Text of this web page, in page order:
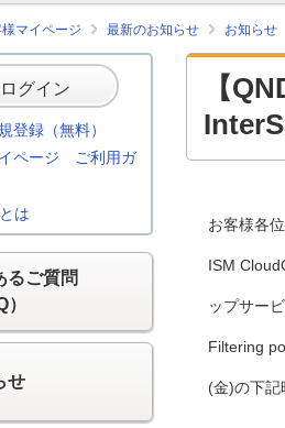
様マイページ 最新のお知らせ お知らせ
【
お客様各位
ISM
ップサー
Filtering
(金)の下記
ログイン
登録（無料）
ページ ご利用ガ
は
るご質問
）
せ